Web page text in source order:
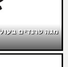
מגה טרנדים